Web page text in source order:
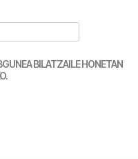
BILATZAILE HONETAN